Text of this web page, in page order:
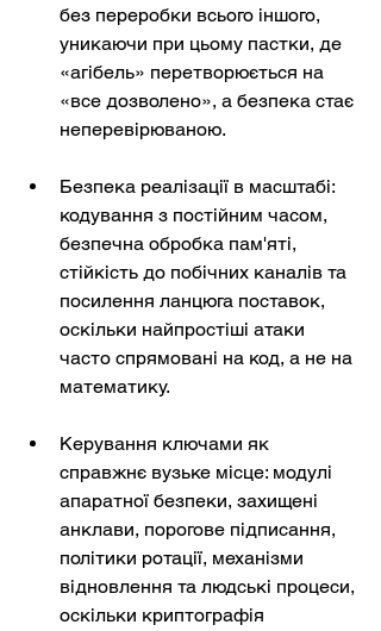
без переробки всього іншого,
уникаючи при цьому пастки, де
«агібель» перетворюється на
«все дозволено», а безпека стає
неперевірюваною.
Безпека реалізації в масштабі:
кодування з постійним часом,
безпечна обробка пам'яті,
стійкість до побічних каналів та
посилення ланцюга поставок,
оскільки найпростіші атаки
часто спрямовані на код, а не на
математику.
Керування ключами як
справжнє вузьке місце: модулі
апаратної безпеки, захищені
анклави, порогове підписання,
політики ротації, механізми
відновлення та людські процеси,
оскільки криптографія